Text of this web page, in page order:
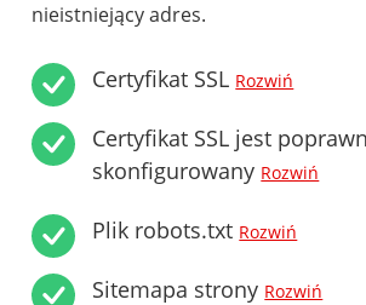
nieistniejący adres.
Certyfikat SSL Rozwiń
Certyfikat SSL jest
skonfigurowany Rozwiń
Plik robots.txt Rozwiń
Sitemapa strony Rozwiń